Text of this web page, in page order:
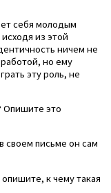
себя молодым
из этой
ничем не
но ему
эту роль, не
Опишите это
своем письме он сам
к чему такая